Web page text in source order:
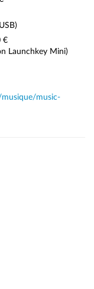
€
Launchkey Mini)
music-